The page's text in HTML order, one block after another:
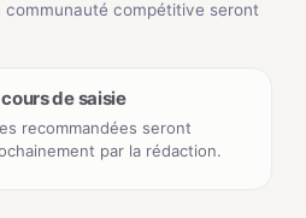
communauté compétitive seront
de saisie
recommandées seront
par la rédaction.